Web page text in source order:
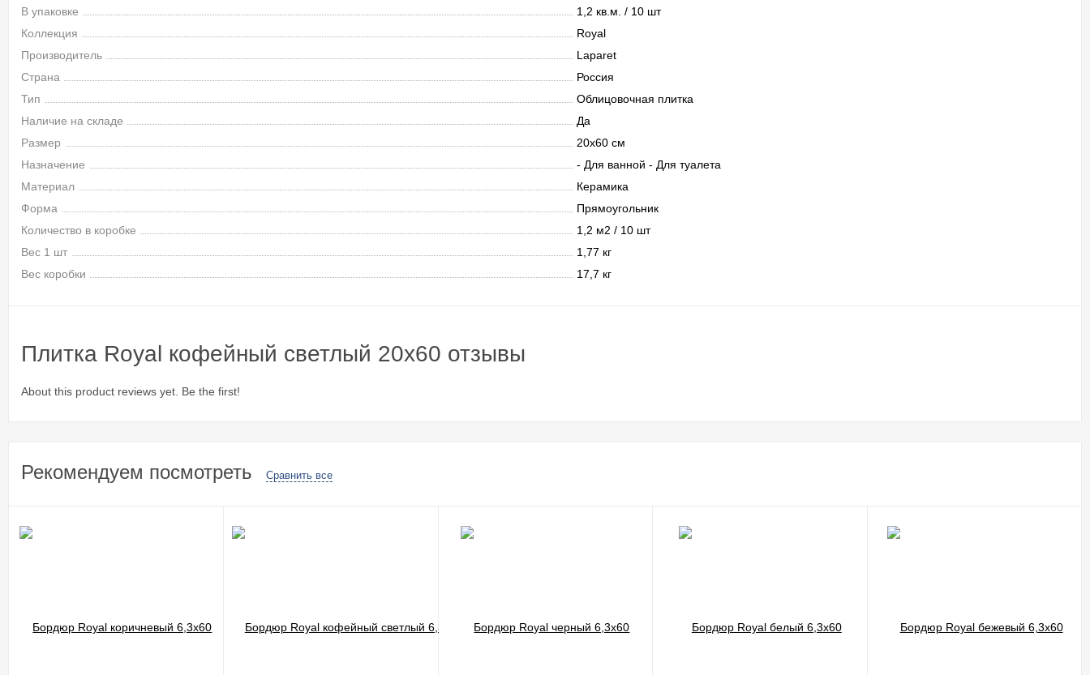
В упаковке
1,2 кв.м. / 10 шт
Коллекция
Royal
Производитель
Laparet
Страна
Россия
Тип
Облицовочная плитка
Наличие на складе
Да
Размер
20х60 см
Назначение
- Для ванной - Для туалета
Материал
Керамика
Форма
Прямоугольник
Количество в коробке
1,2 м2 / 10 шт
Вес 1 шт
1,77 кг
Вес коробки
17,7 кг
Плитка Royal кофейный светлый 20x60 отзывы
About this product reviews yet. Be the first!
Рекомендуем посмотреть Сравнить все